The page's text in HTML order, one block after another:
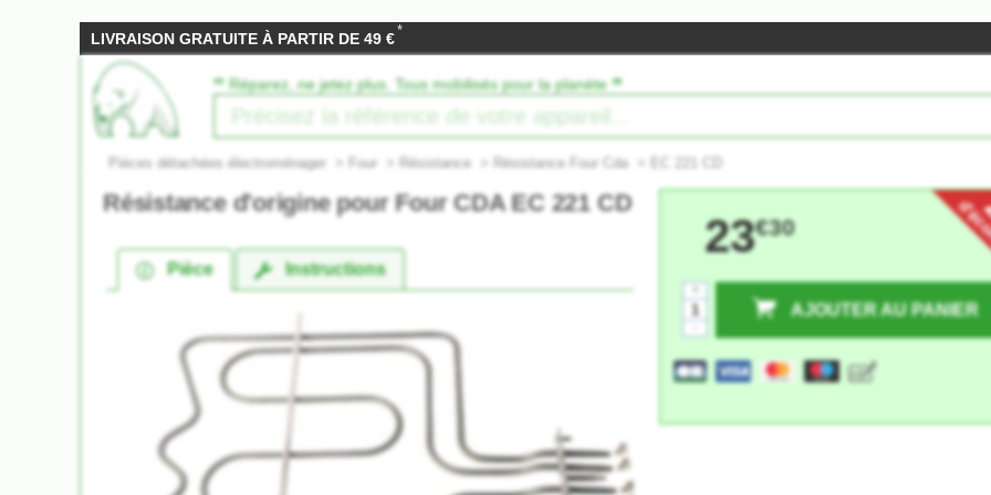
LIVRAISON GRATUITE À PARTIR DE 49 €*
‟ Réparez, ne jetez plus. Tous mobilisés pour la planète ”
Pièces détachées électroménager > Four > Résistance > Résistance Four Cda >
Résistance d'origine pour Four CDA EC 221 CD
Pièce Instructions
23€30
AJOUTER AU PANIER
+